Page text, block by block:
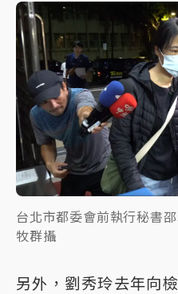
台北市都委會前執行秘書
牧群攝
另外，劉秀玲去年向